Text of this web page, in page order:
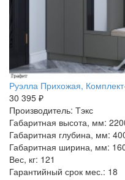
Руэлла Прихожая,
30 395 ₽
Производитель: Тэкс
Габаритная высота, мм:
Габаритная глубина, мм:
Габаритная ширина, мм:
Вес, кг: 121
Гарантийный срок мес.: 18